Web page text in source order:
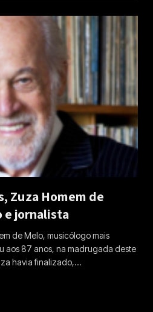
Zuza Homem de
e jornalista
de Melo, musicólogo mais
aos 87 anos, na madrugada deste
havia finalizado,…